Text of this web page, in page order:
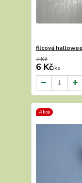
filcová
7 Kč
6 Kč/ks
Akce